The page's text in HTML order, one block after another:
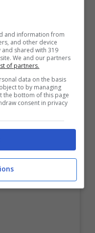
a degli abiti più
and information from
and other device
shared with 319
We and our partners
of partners.
data on the basis
to by managing
the bottom of this page
consent in privacy